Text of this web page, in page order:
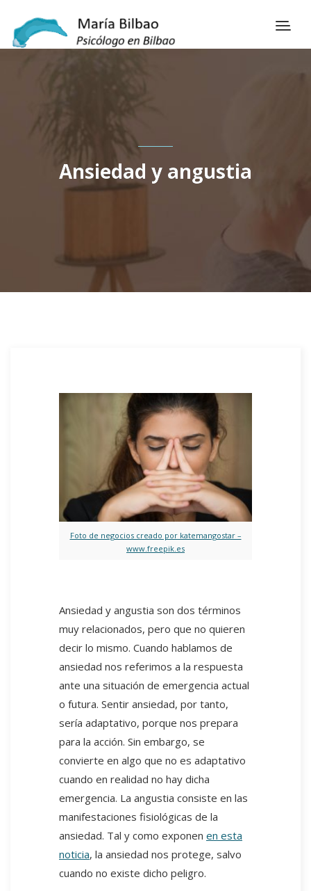
Ansiedad y angustia
Foto de negocios creado por katemangostar –
www.freepik.es
Ansiedad y angustia son dos términos
muy relacionados, pero que no quieren
decir lo mismo. Cuando hablamos de
ansiedad nos referimos a la respuesta
ante una situación de emergencia actual
o futura. Sentir ansiedad, por tanto,
sería adaptativo, porque nos prepara
para la acción. Sin embargo, se
convierte en algo que no es adaptativo
cuando en realidad no hay dicha
emergencia. La angustia consiste en las
manifestaciones fisiológicas de la
ansiedad. Tal y como exponen en esta
noticia, la ansiedad nos protege, salvo
cuando no existe dicho peligro.